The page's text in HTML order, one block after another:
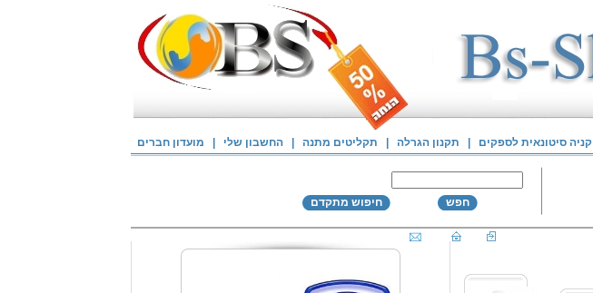
קניה סיטונאית לספקים תקנון הגרלה תקליטים מתנה החשבון שלי מועדון חברים
חפש חיפוש מתקדם